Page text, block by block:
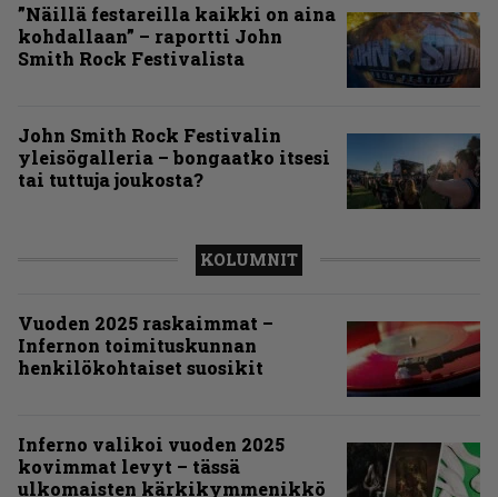
”Näillä festareilla kaikki on aina
kohdallaan” – raportti John
Smith Rock Festivalista
John Smith Rock Festivalin
yleisögalleria – bongaatko itsesi
tai tuttuja joukosta?
KOLUMNIT
Vuoden 2025 raskaimmat –
Infernon toimituskunnan
henkilökohtaiset suosikit
Inferno valikoi vuoden 2025
kovimmat levyt – tässä
ulkomaisten kärkikymmenikkö